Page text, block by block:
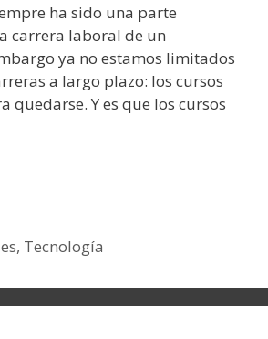
ha sido una parte
carrera laboral de un
ya no estamos limitados
a largo plazo: los cursos
quedarse. Y es que los cursos
, Tecnología